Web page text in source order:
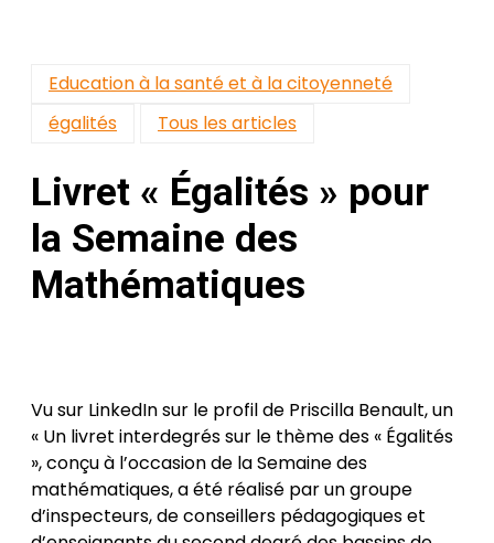
Education à la santé et à la citoyenneté
égalités
Tous les articles
Livret « Égalités » pour
la Semaine des
Mathématiques
Mar
2026
Vu sur LinkedIn sur le profil de Priscilla Benault, un
« Un livret interdegrés sur le thème des « Égalités
», conçu à l’occasion de la Semaine des
mathématiques, a été réalisé par un groupe
d’inspecteurs, de conseillers pédagogiques et